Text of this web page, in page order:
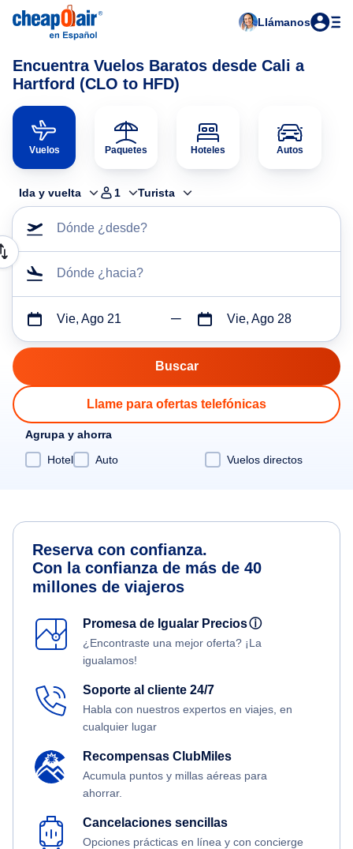
Llámanos
Encuentra Vuelos Baratos desde Cali a
Hartford (CLO to HFD)
Vuelos Paquetes Hoteles Autos
Ida y vuelta 1 Turista
Dónde ¿desde?
Dónde ¿hacia?
Vie, Ago 21 Vie, Ago 28
Llame para ofertas telefónicas
Agrupa y ahorra
Hotel
Auto Vuelos directos
Reserva con confianza.
Con la confianza de más de 40
millones de viajeros
Promesa de Igualar Preciosⓘ
¿Encontraste una mejor oferta? ¡La
igualamos!
Soporte al cliente 24/7
Habla con nuestros expertos en viajes, en
cualquier lugar
Recompensas ClubMiles
Acumula puntos y millas aéreas para
ahorrar.
Cancelaciones sencillas
Opciones prácticas en línea y con concierge